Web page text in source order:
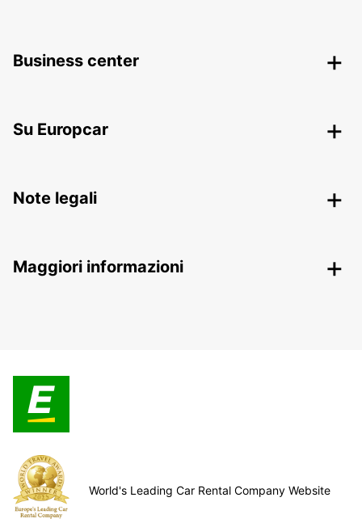
Business center
Su Europcar
Note legali
Maggiori informazioni
World's Leading Car Rental Company Website